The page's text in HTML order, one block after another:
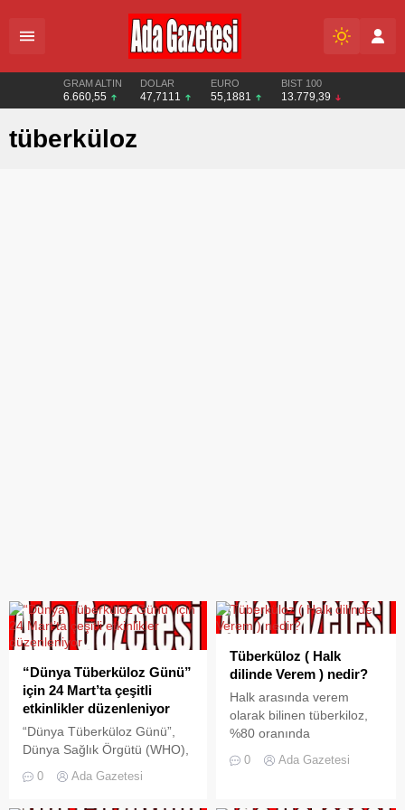
GRAM ALTIN
6.660,55
DOLAR
47,7111
EURO
55,1881
BIST 100
13.779,39
tüberküloz
“Dünya Tüberküloz Günü”
için 24 Mart’ta çeşitli
etkinlikler düzenleniyor
“Dünya Tüberküloz Günü”,
Dünya Sağlık Örgütü (WHO),
tuberculosis basilinin
0 Ada Gazetesi
Tüberküloz ( Halk
dilinde Verem ) nedir?
Halk arasında verem
olarak bilinen tüberkiloz,
%80 oranında
bütün organlarda
ölümcül bir enfeksiyon
0 Ada Gazetesi